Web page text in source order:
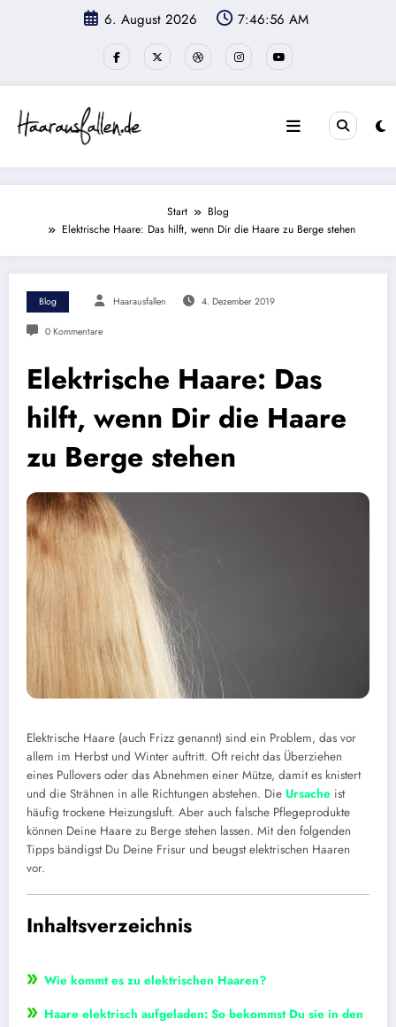
6. August 2026 7:46:57 AM
Start
Blog
Elektrische Haare: Das hilft, wenn Dir die Haare zu Berge stehen
Blog Haarausfallen 4. Dezember 2019
0 Kommentare
Elektrische Haare: Das
hilft, wenn Dir die Haare
zu Berge stehen
Elektrische Haare (auch Frizz genannt) sind ein Problem, das vor
allem im Herbst und Winter auftritt. Oft reicht das Überziehen
eines Pullovers oder das Abnehmen einer Mütze, damit es knistert
und die Strähnen in alle Richtungen abstehen. Die Ursache ist
häufig trockene Heizungsluft. Aber auch falsche Pflegeprodukte
können Deine Haare zu Berge stehen lassen. Mit den folgenden
Tipps bändigst Du Deine Frisur und beugst elektrischen Haaren
vor.
Inhaltsverzeichnis
» Wie kommt es zu elektrischen Haaren?
» Haare elektrisch aufgeladen: So bekommst Du sie in den